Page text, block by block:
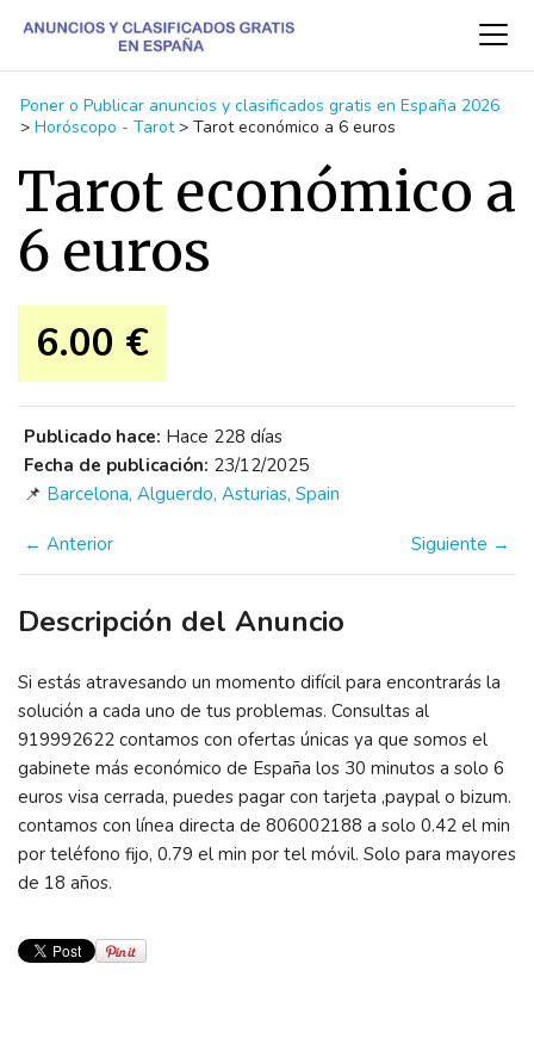
Poner o Publicar anuncios y clasificados gratis en España 2026
> Horóscopo - Tarot > Tarot económico a 6 euros
Tarot económico a
6 euros
6.00 €
Publicado hace: Hace 228 días
Fecha de publicación: 23/12/2025
📌 Barcelona, Alguerdo, Asturias, Spain
← Anterior Siguiente →
Descripción del Anuncio
Si estás atravesando un momento difícil para encontrarás la
solución a cada uno de tus problemas. Consultas al
919992622 contamos con ofertas únicas ya que somos el
gabinete más económico de España los 30 minutos a solo 6
euros visa cerrada, puedes pagar con tarjeta ,paypal o bizum.
contamos con línea directa de 806002188 a solo 0.42 el min
por teléfono fijo, 0.79 el min por tel móvil. Solo para mayores
de 18 años.